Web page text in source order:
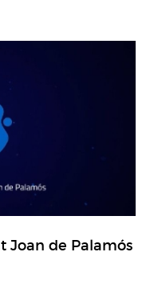
Joan de Palamós